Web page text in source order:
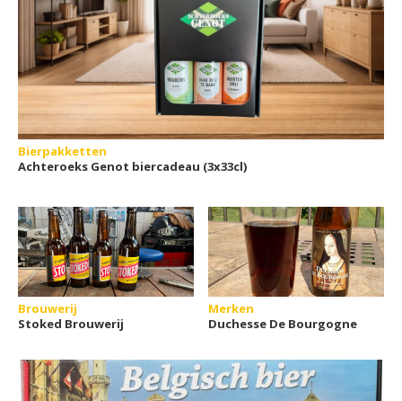
Bierpakketten
Achteroeks Genot biercadeau (3x33cl)
Brouwerij
Stoked Brouwerij
Merken
Duchesse De Bourgogne